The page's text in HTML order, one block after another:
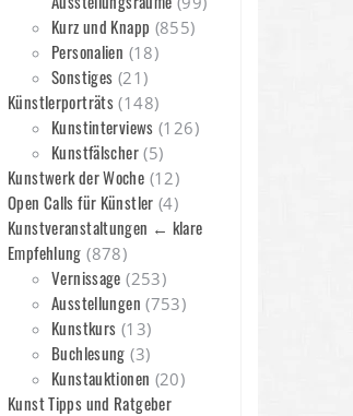
Kurz und Knapp (855)
Personalien (18)
Sonstiges (21)
Künstlerporträts (148)
Kunstinterviews (126)
Kunstfälscher(5)
Kunstwerk der Woche (12)
Open Calls für Künstler (4)
Kunstveranstaltungen ← klare
Empfehlung (878)
Vernissage (253)
Ausstellungen (753)
Kunstkurs (13)
Buchlesung (3)
Kunstauktionen (20)
Kunst Tipps und Ratgeber